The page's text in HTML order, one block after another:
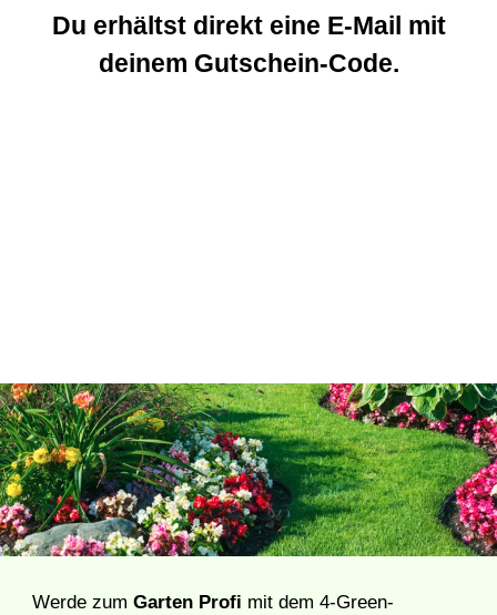
Du erhältst direkt eine E-Mail mit
deinem Gutschein-Code.
Werde zum Garten Profi mit dem 4-Green-